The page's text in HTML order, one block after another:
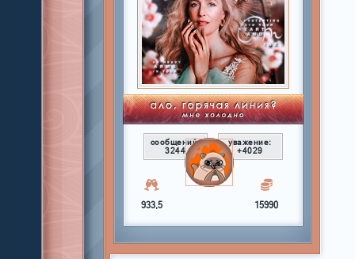
сообщений:
3244
уважение:
+4029
933,5 15990